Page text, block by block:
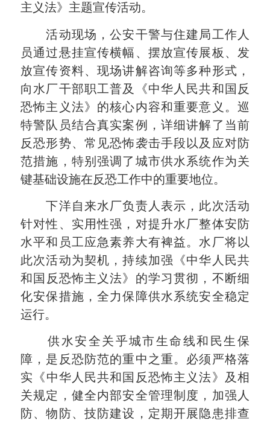
主义法》主题宣传活动。
活动现场，公安干警与住建局工作人
员通过悬挂宣传横幅、摆放宣传展板、发
放宣传资料、现场讲解咨询等多种形式，
向水厂干部职工普及《中华人民共和国 反
恐怖主义法》的核心内容和重要意义。巡
特警队员结合真实案例，详细讲解了当前
反恐形势、常见恐怖袭击手段以及应对防
范措施，特别强调了城市供水系统作为关
键基础设施在反恐工作中的重要地位。
下洋自来水厂负责人表示，此次活动
针对性、实用性强，对提升水厂整体安防
水平和员工应急素养大有裨益。水厂将以
此次活动为契机，持续加强《中华人民共
和国 反恐怖主义法》的学习贯彻，不断细
化安保措施，全力保障供水系统安全稳定
运行。
供水安全关乎城市生命线和民生保
障，是反恐防范的重中之重。必须严格落
实《中华人民共和国 反恐怖主义法》及相
关规定，健全内部安全管理制度，加强人
防、物防、技防建设，定期开展隐患排查